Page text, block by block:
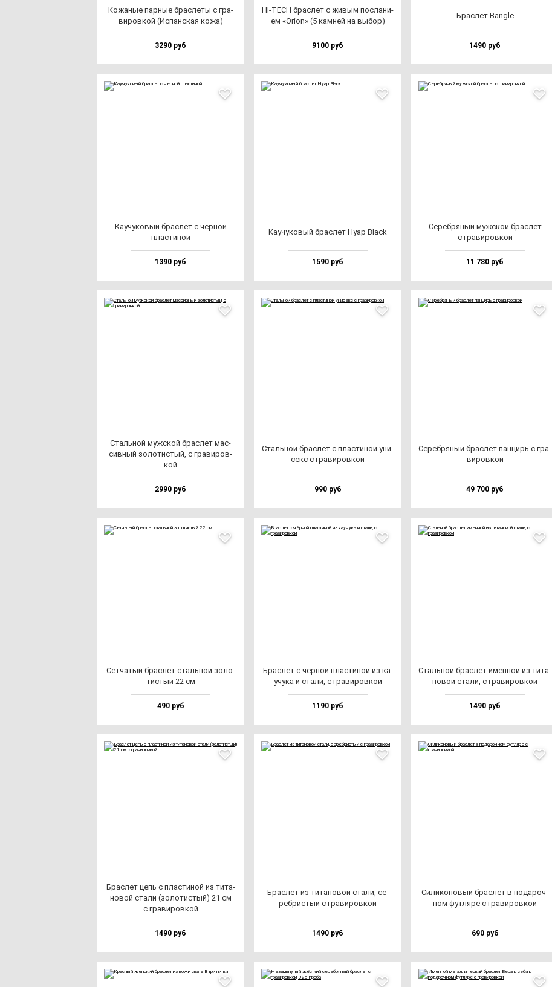
Кожа­ные пар­ные брас­ле­ты с гра­
ви­ров­кой (Испан­ская ко­жа)
3290 руб
HI-TECH брас­лет с жи­вым пос­ла­ни­
ем «Ori­on» (5 кам­ней на вы­бор)
9100 руб
Брас­лет Ban­gle
1490 руб
Каучу­ко­вый брас­лет с чер­ной
плас­ти­ной
1390 руб
Каучу­ко­вый брас­лет Нуар Black
1590 руб
Сереб­ря­ный муж­ской брас­лет
с гра­ви­ров­кой
11 780 руб
Сталь­ной муж­ской брас­лет мас­
сив­ный зо­ло­тис­тый, с гра­ви­ров­
кой
2990 руб
Сталь­ной брас­лет с плас­ти­ной уни­
секс с гра­ви­ров­кой
990 руб
Cереб­ря­ный брас­лет пан­цирь с гра­
ви­ров­кой
49 700 руб
Сет­ча­тый брас­лет сталь­ной зо­ло­
тис­тый 22 см
490 руб
Брас­лет с чёр­ной плас­ти­ной из ка­
учу­ка и ста­ли, с гра­ви­ров­кой
1190 руб
Сталь­ной брас­лет имен­ной из ти­та­
но­вой ста­ли, с гра­ви­ров­кой
1490 руб
Брас­лет цепь с плас­ти­ной из ти­та­
но­вой ста­ли (зо­ло­тис­тый) 21 см
с гра­ви­ров­кой
1490 руб
Брас­лет из ти­та­но­вой ста­ли, се­
реб­рис­тый с гра­ви­ров­кой
1490 руб
Сили­ко­но­вый брас­лет в по­да­роч­
ном фут­ля­ре с гра­ви­ров­кой
690 руб